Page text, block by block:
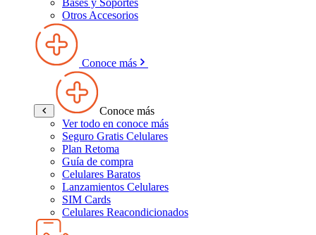
Bases y Soportes
Otros Accesorios
Conoce más
Conoce más
Ver todo en conoce más
Seguro Gratis Celulares
Plan Retoma
Guía de compra
Celulares Baratos
Lanzamientos Celulares
SIM Cards
Celulares Reacondicionados